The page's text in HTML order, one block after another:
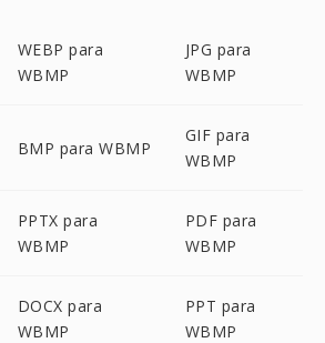
WEBP para
WBMP
JPG para
WBMP
BMP para WBMP
GIF para
WBMP
PPTX para
WBMP
PDF para
WBMP
DOCX para
WBMP
PPT para
WBMP